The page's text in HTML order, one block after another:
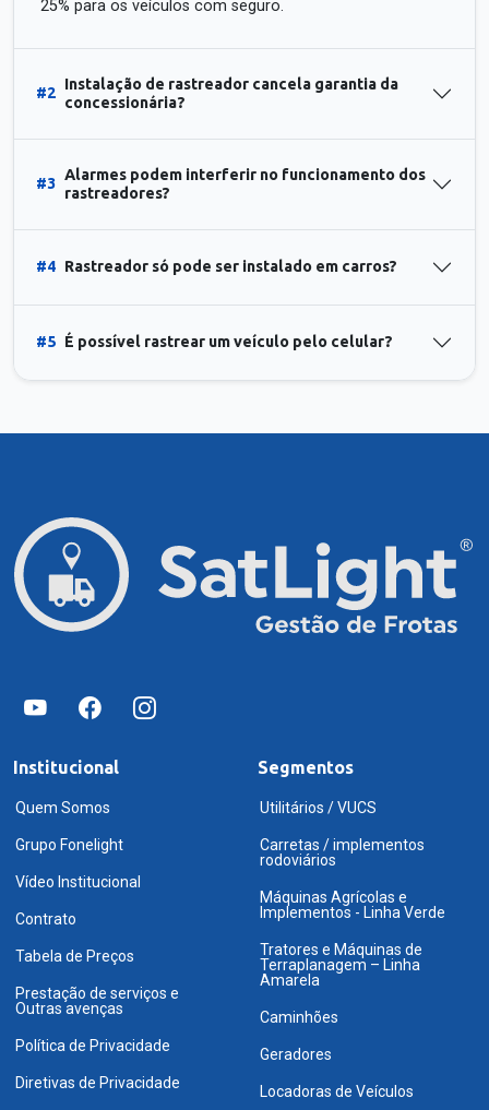
25% para os veículos com seguro.
#2
Instalação de rastreador cancela garantia da
concessionária?
#3
Alarmes podem interferir no funcionamento dos
rastreadores?
#4 Rastreador só pode ser instalado em carros?
#5 É possível rastrear um veículo pelo celular?
Institucional
Quem Somos
Grupo Fonelight
Vídeo Institucional
Contrato
Tabela de Preços
Prestação de serviços e
Outras avenças
Política de Privacidade
Diretivas de Privacidade
Segmentos
Utilitários / VUCS
Carretas / implementos
rodoviários
Máquinas Agrícolas e
Implementos - Linha Verde
Tratores e Máquinas de
Terraplanagem – Linha
Amarela
Caminhões
Geradores
Locadoras de Veículos